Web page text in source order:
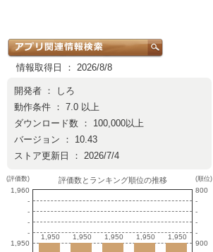
情報取得日 ： 2026/8/8
開発者 ：
しろ
動作条件 ： 7.0 以上
ダウンロード数 ： 100,000以上
バージョン ： 10.43
ストア更新日 ： 2026/7/4
(評価数)
1,960
-
-
-
-
1,950
評価数とランキング順位の推移
1,950
1,950 1,950
1,950 1,950
1,950 1,950
1,950 1,950
1,950
(順位)
800
-
-
-
-
900